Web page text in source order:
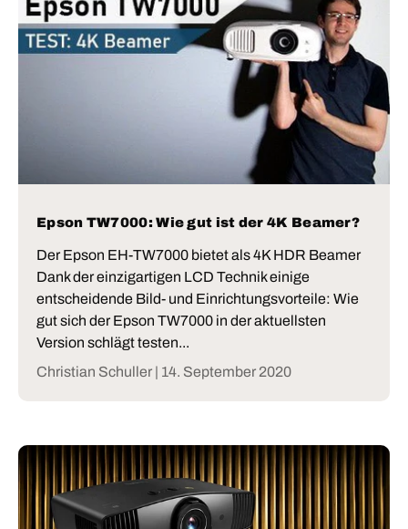
Epson TW7000: Wie gut ist der 4K Beamer?
Der Epson EH-TW7000 bietet als 4K HDR Beamer
Dank der einzigartigen LCD Technik einige
entscheidende Bild- und Einrichtungsvorteile: Wie
gut sich der Epson TW7000 in der aktuellsten
Version schlägt testen...
Christian Schuller | 14. September 2020